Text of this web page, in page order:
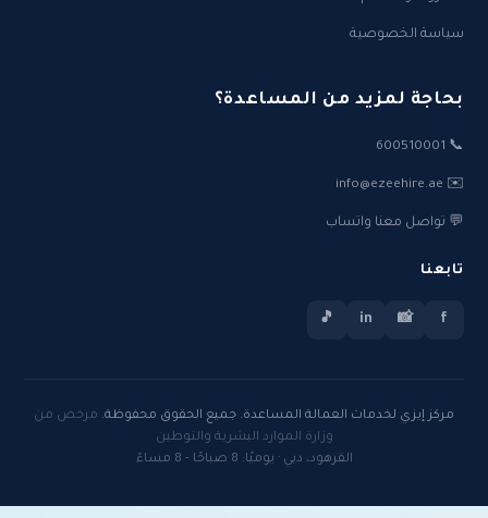
سياسة الخصوصية
بحاجة لمزيد من المساعدة؟
📞 600510001
✉️ info@ezeehire.ae
💬 تواصل معنا واتساب
تابعنا
f
📸
in
🎵
مركز إيزي لخدمات العمالة المساعدة. جميع الحقوق محفوظة. مرخص من
وزارة الموارد البشرية والتوطين
القرهود، دبي · يوميًا: 8 صباحًا - 8 مساءً